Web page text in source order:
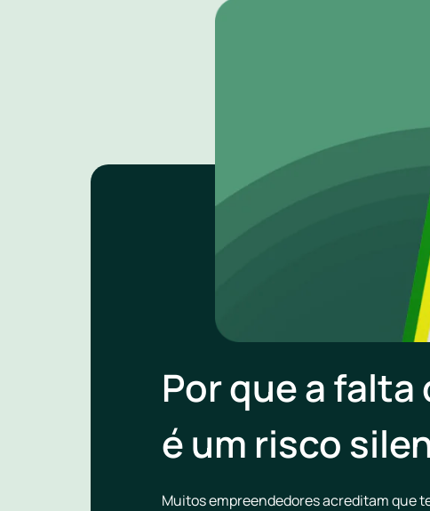
Por que a
é um risco
Muitos empreendedores acreditam que